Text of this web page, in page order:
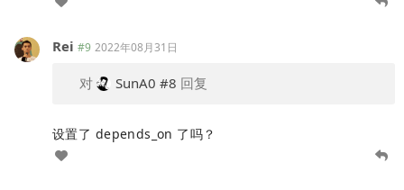
Rei #9 2022年08月31日
对 SunA0 #8 回复
设置了 depends_on 了吗？